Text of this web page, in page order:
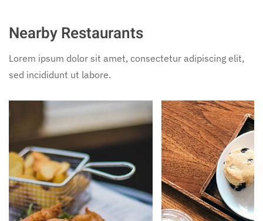
Nearby Restaurants
Lorem ipsum dolor sit amet, consectetur adipiscing elit,
sed incididunt ut labore.